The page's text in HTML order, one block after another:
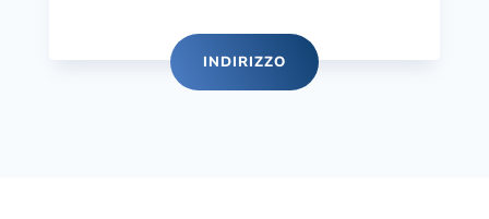
INDIRIZZO